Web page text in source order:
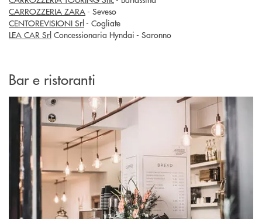
CARROZZERIA ZARA- Seveso
CENTOREVISIONI Srl- Cogliate
LEA CAR Srl Concessionaria Hyndai - Saronno
Bar e ristoranti